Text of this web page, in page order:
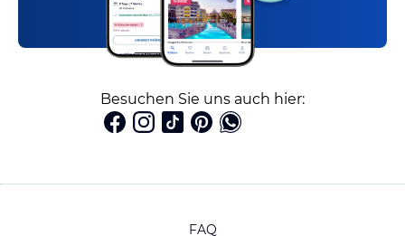
Besuchen Sie uns auch hier:
FAQ